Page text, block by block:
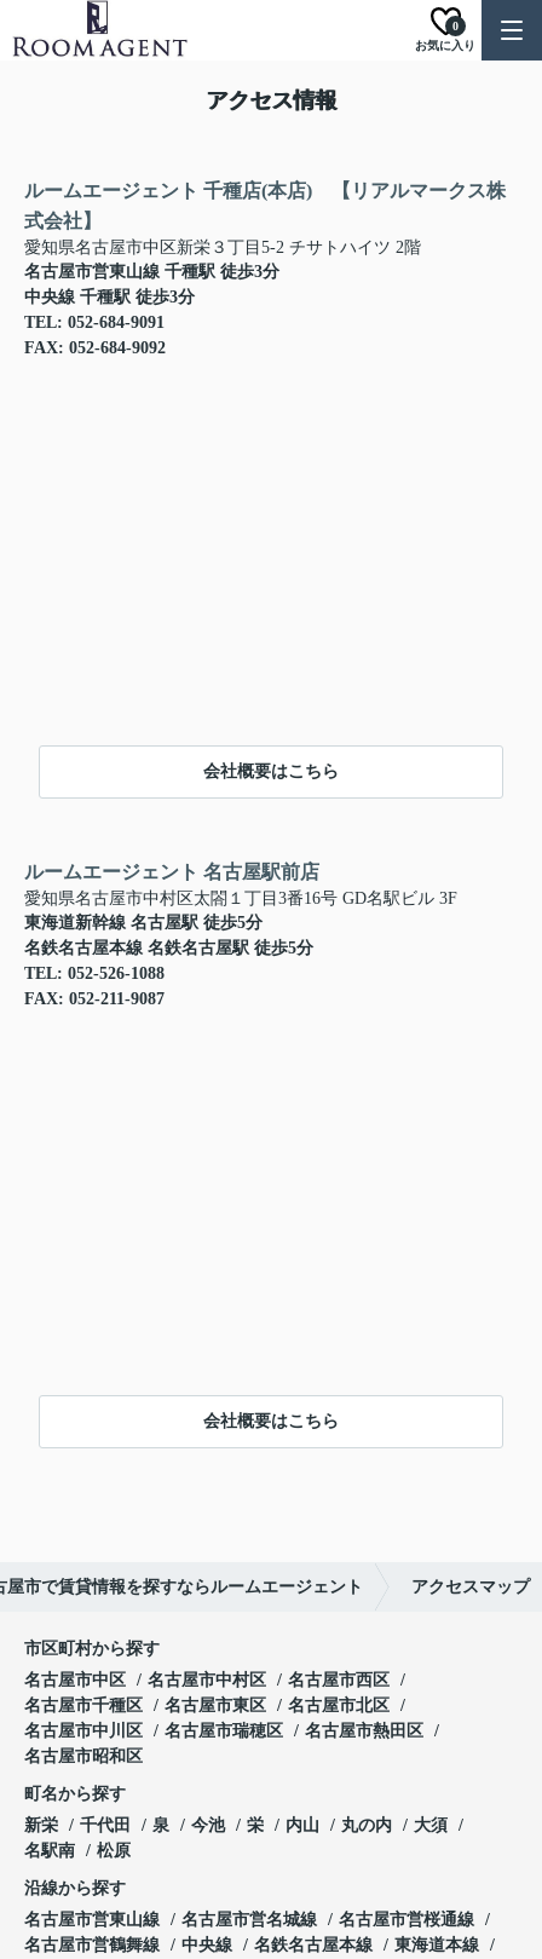
お気に入り
0
アクセス情報
ルームエージェント 千種店(本店) 【リアルマークス株
式会社】
愛知県名古屋市中区新栄３丁目5-2 チサトハイツ 2階
名古屋市営東山線 千種駅 徒歩3分
中央線 千種駅 徒歩3分
TEL: 052-684-9091
FAX: 052-684-9092
会社概要はこちら
ルームエージェント 名古屋駅前店
愛知県名古屋市中村区太閤１丁目3番16号 GD名駅ビル 3F
東海道新幹線 名古屋駅 徒歩5分
名鉄名古屋本線 名鉄名古屋駅 徒歩5分
TEL: 052-526-1088
FAX: 052-211-9087
会社概要はこちら
屋市で賃貸情報を探すならルームエージェント アクセスマップ
市区町村から探す
名古屋市中区
名古屋市中村区
名古屋市西区
名古屋市千種区
名古屋市東区
名古屋市北区
名古屋市中川区
名古屋市瑞穂区
名古屋市熱田区
名古屋市昭和区
町名から探す
新栄
千代田 泉 今池 栄 内山 丸の内
大須
名駅南
松原
沿線から探す
名古屋市営東山線
名古屋市営名城線
名古屋市営桜通線
名古屋市営鶴舞線
中央線 名鉄名古屋本線
東海道本線